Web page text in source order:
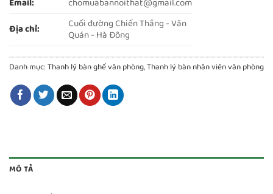
Email:
chomuabannoithat@gmail.com
Địa chỉ:
Cuối đường Chiến Thắng - Văn
Quán - Hà Đông
Danh mục:Thanh lý bàn ghế văn phòng,Thanh lý bàn nhân viên văn phòng
MÔ TẢ